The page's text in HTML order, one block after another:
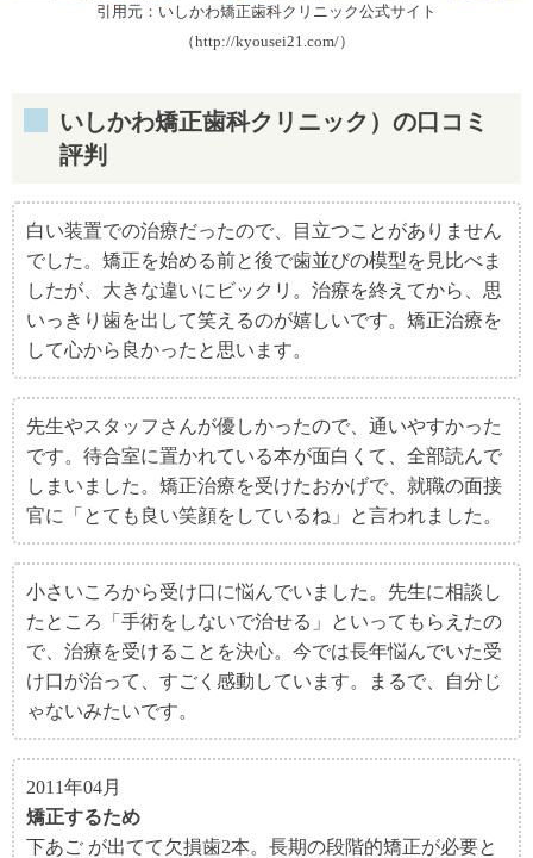
引用元：いしかわ矯正歯科クリニック公式サイト
（http://kyousei21.com/）
いしかわ矯正歯科クリニック）の口コミ
評判
白い装置での治療だったので、目立つことがありません
でした。矯正を始める前と後で歯並びの模型を見比べま
したが、大きな違いにビックリ。治療を終えてから、思
いっきり歯を出して笑えるのが嬉しいです。矯正治療を
して心から良かったと思います。
先生やスタッフさんが優しかったので、通いやすかった
です。待合室に置かれている本が面白くて、全部読んで
しまいました。矯正治療を受けたおかげで、就職の面接
官に「とても良い笑顔をしているね」と言われました。
小さいころから受け口に悩んでいました。先生に相談し
たところ「手術をしないで治せる」といってもらえたの
で、治療を受けることを決心。今では長年悩んでいた受
け口が治って、すごく感動しています。まるで、自分じ
ゃないみたいです。
2011年04月
矯正するため
下あご が出てて欠損歯2本。長期の段階的矯正が必要と